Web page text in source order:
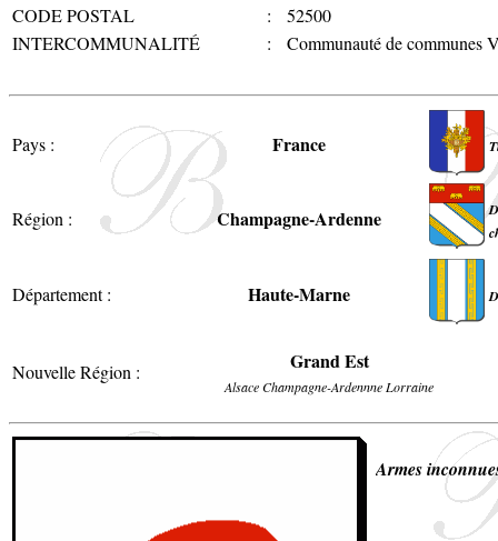
CODE POSTAL
:
52500
INTERCOMMUNALITÉ
: Communauté de communes
Pays : France
Région : Champagne-Ardenne
Département : Haute-Marne
Nouvelle Région : Grand Est
Alsace Champagne-Ardennne Lorraine
Armes